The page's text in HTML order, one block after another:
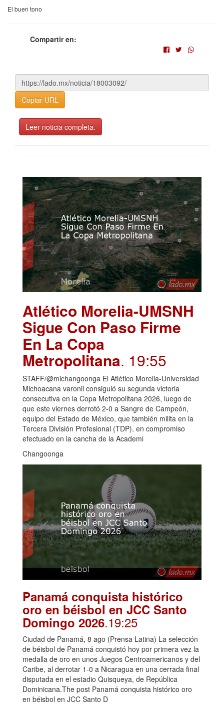
El buen tono
Compartir en:
Copiar URL
Leer noticia completa.
Atlético Morelia-UMSNH
Sigue Con Paso Firme
En La Copa
Metropolitana. 19:55
STAFF/@michangoonga El Atlético Morelia-Universidad
Michoacana varonil consiguió su segunda victoria
consecutiva en la Copa Metropolitana 2026, luego de
que este viernes derrotó 2-0 a Sangre de Campeón,
equipo del Estado de México, que también milita en la
Tercera División Profesional (TDP), en compromiso
efectuado en la cancha de la Academi
Changoonga
Panamá conquista histórico
oro en béisbol en JCC Santo
Domingo 2026.19:25
Ciudad de Panamá, 8 ago (Prensa Latina) La selección
de béisbol de Panamá conquistó hoy por primera vez la
medalla de oro en unos Juegos Centroamericanos y del
Caribe, al derrotar 1-0 a Nicaragua en una cerrada final
disputada en el estadio Quisqueya, de República
Dominicana.The post Panamá conquista histórico oro
en béisbol en JCC Santo D